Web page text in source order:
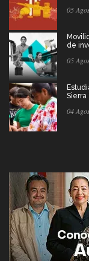
05
de
05
Sierra
04